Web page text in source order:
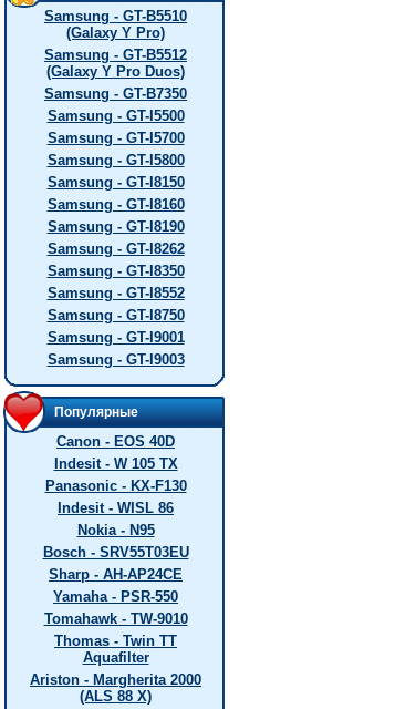
Samsung - GT-B5510
(Galaxy Y Pro)
Samsung - GT-B5512
(Galaxy Y Pro Duos)
Samsung - GT-B7350
Samsung - GT-I5500
Samsung - GT-I5700
Samsung - GT-I5800
Samsung - GT-I8150
Samsung - GT-I8160
Samsung - GT-I8190
Samsung - GT-I8262
Samsung - GT-I8350
Samsung - GT-I8552
Samsung - GT-I8750
Samsung - GT-I9001
Samsung - GT-I9003
Популярные
Canon - EOS 40D
Indesit - W 105 TX
Panasonic - KX-F130
Indesit - WISL 86
Nokia - N95
Bosch - SRV55T03EU
Sharp - AH-AP24CE
Yamaha - PSR-550
Tomahawk - TW-9010
Thomas - Twin TT
Aquafilter
Ariston - Margherita 2000
(ALS 88 X)